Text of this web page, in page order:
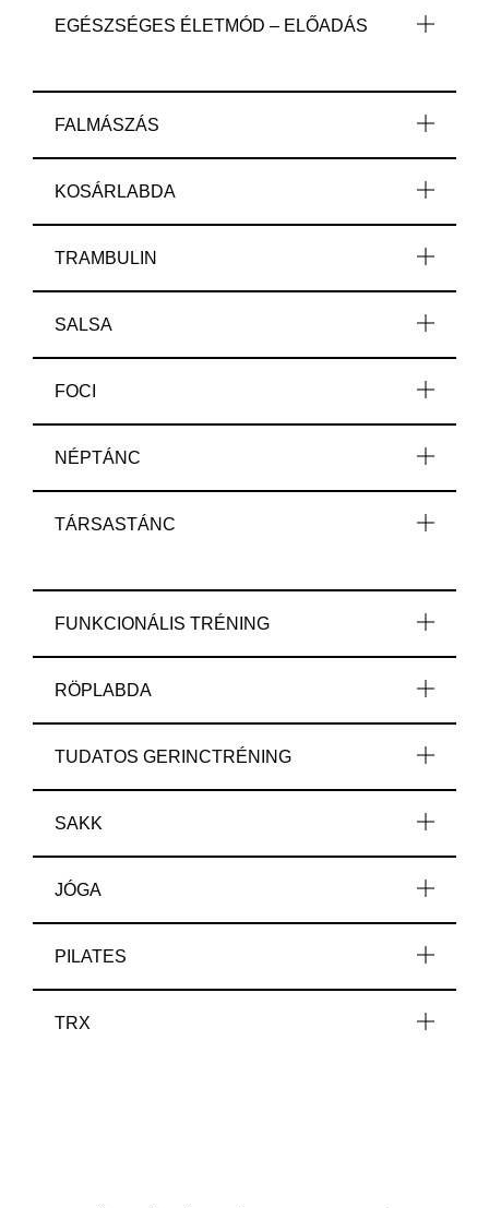
EGÉSZSÉGES ÉLETMÓD – ELŐADÁS
FALMÁSZÁS
KOSÁRLABDA
TRAMBULIN
SALSA
FOCI
NÉPTÁNC
TÁRSASTÁNC
FUNKCIONÁLIS TRÉNING
RÖPLABDA
TUDATOS GERINCTRÉNING
SAKK
JÓGA
PILATES
TRX